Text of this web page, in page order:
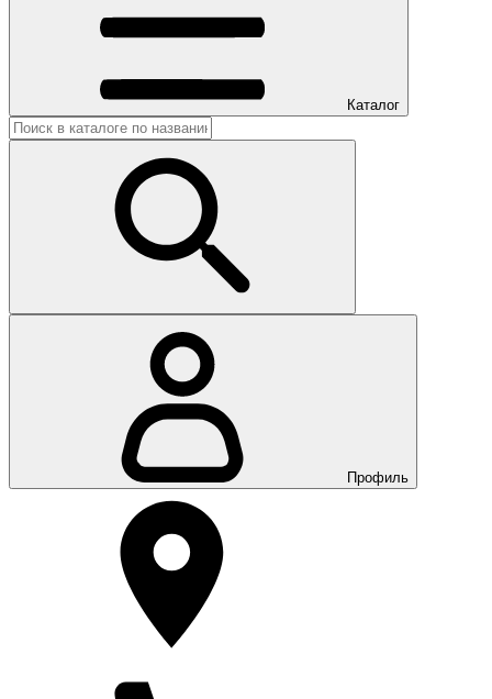
Каталог
Профиль